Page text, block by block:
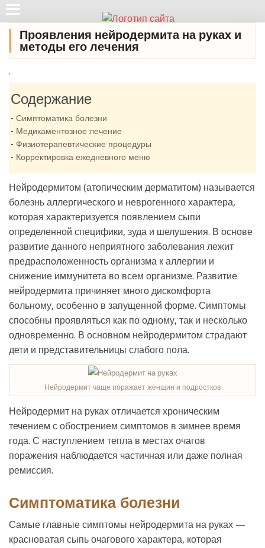
Проявления нейродермита на руках и
методы его лечения
.
Содержание
Симптоматика болезни
Медикаментозное лечение
Физиотерапевтические процедуры
Корректировка ежедневного меню
Нейродермитом (атопическим дерматитом) называется
болезнь аллергического и неврогенного характера,
которая характеризуется появлением сыпи
определенной специфики, зуда и шелушения. В основе
развитие данного неприятного заболевания лежит
предрасположенность организма к аллергии и
снижение иммунитета во всем организме. Развитие
нейродермита причиняет много дискомфорта
больному, особенно в запущенной форме. Симптомы
способны проявляться как по одному, так и несколько
одновременно. В основном нейродермитом страдают
дети и представительницы слабого пола.
Нейродермит чаще поражает женщин и подростков
Нейродермит на руках отличается хроническим
течением с обострением симптомов в зимнее время
года. С наступлением тепла в местах очагов
поражения наблюдается частичная или даже полная
ремиссия.
Симптоматика болезни
Самые главные симптомы нейродермита на руках —
красноватая сыпь очагового характера, которая